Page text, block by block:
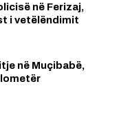
në Ferizaj,
i vetëlëndimit
në Muçibabë,